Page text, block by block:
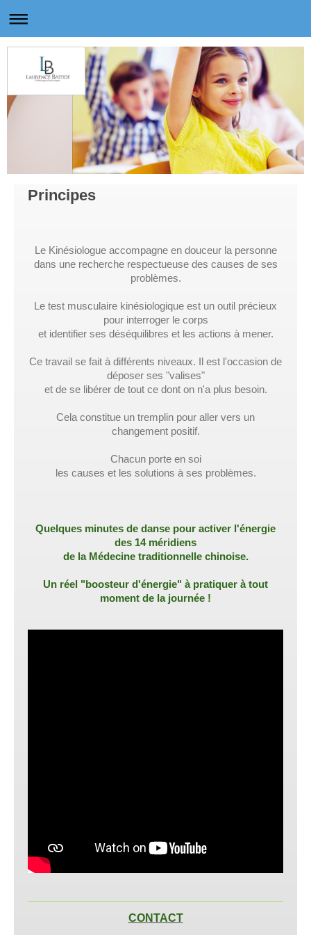
Principes
Le Kinésiologue accompagne en douceur la personne
dans une recherche respectueuse des causes de ses
problèmes.
Le test musculaire kinésiologique est un outil précieux
pour interroger le corps
et identifier ses déséquilibres et les actions à mener.
Ce travail se fait à différents niveaux. Il est l'occasion de
déposer ses "valises"
et de se libérer de tout ce dont on n'a plus besoin.
Cela constitue un tremplin pour aller vers un
changement positif.
Chacun porte en soi
les causes et les solutions à ses problèmes.
Quelques minutes de danse pour activer l'énergie
des 14 méridiens
de la Médecine traditionnelle chinoise.
Un réel "boosteur d'énergie" à pratiquer à tout
moment de la journée !
CONTACT